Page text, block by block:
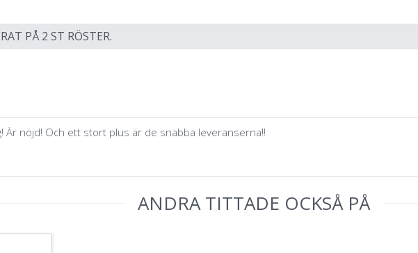
PÅ2 ST RÖSTER.
Är nöjd! Och ett stort plus är de snabba leveranserna!!
ANDRA TITTADE OCKSÅ PÅ